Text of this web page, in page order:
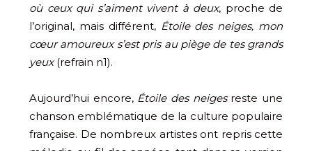
où ceux qui s’aiment vivent à deux, proche de
l’original, mais différent, Étoile des neiges, mon
cœur amoureux s’est pris au piège de tes grands
yeux(refrain n1).
Aujourd’hui encore, Étoile des neigesreste une
chanson emblématique de la culture populaire
française. De nombreux artistes ont repris cette